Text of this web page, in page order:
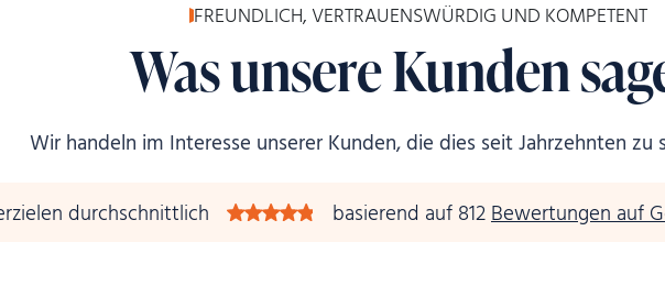
FREUNDLICH, VERTRAUENSWÜRDIG UND KOMPETENT
Was unsere Kunden
Wir handeln im Interesse unserer Kunden, die dies seit Jahrzehnten zu
durchschnittlich basierend auf 812Bewertungen auf